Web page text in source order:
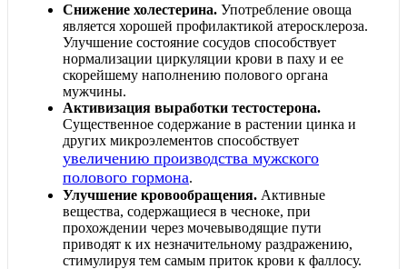
Снижение холестерина. Употребление овоща
является хорошей профилактикой атеросклероза.
Улучшение состояние сосудов способствует
нормализации циркуляции крови в паху и ее
скорейшему наполнению полового органа
мужчины.
Активизация выработки тестостерона.
Существенное содержание в растении цинка и
других микроэлементов способствует
увеличению производства мужского
полового гормона.
Улучшение кровообращения. Активные
вещества, содержащиеся в чесноке, при
прохождении через мочевыводящие пути
приводят к их незначительному раздражению,
стимулируя тем самым приток крови к фаллосу.